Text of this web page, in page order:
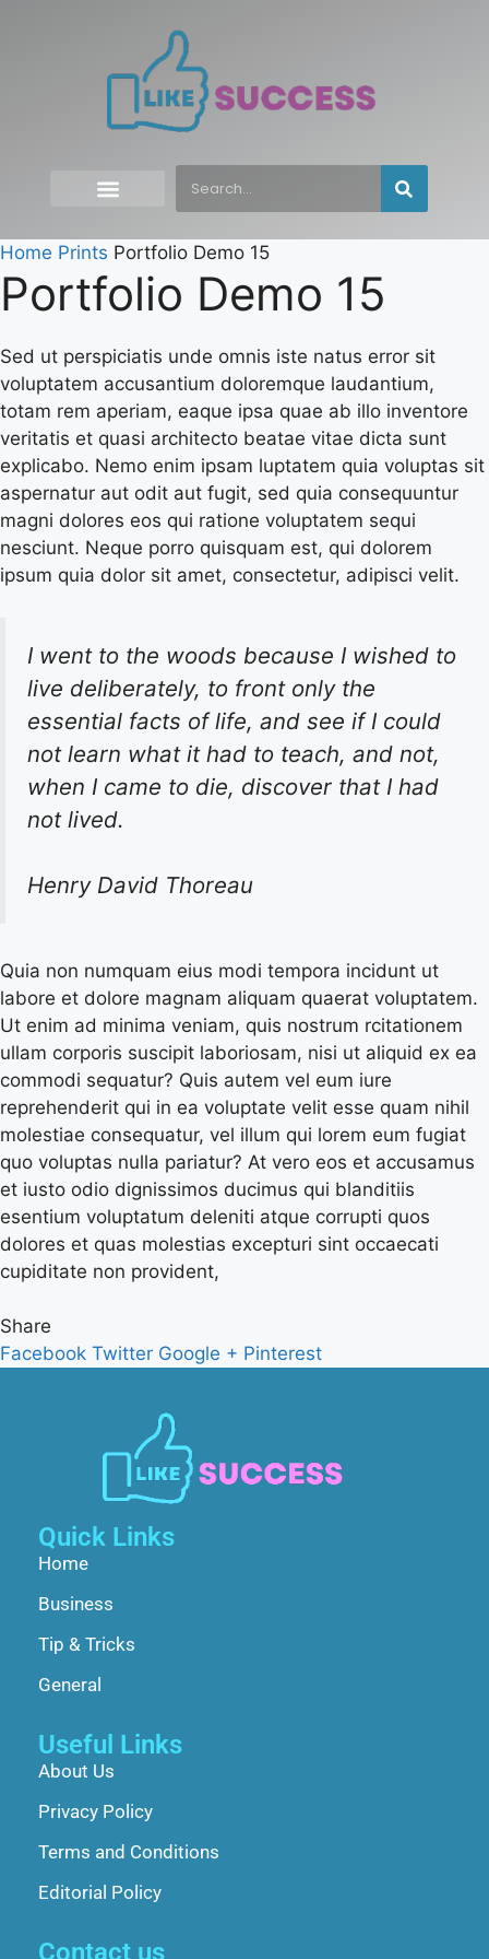
Home Prints Portfolio Demo 15
Portfolio Demo 15
Sed ut perspiciatis unde omnis iste natus error sit
voluptatem accusantium doloremque laudantium,
totam rem aperiam, eaque ipsa quae ab illo inventore
veritatis et quasi architecto beatae vitae dicta sunt
explicabo. Nemo enim ipsam luptatem quia voluptas sit
aspernatur aut odit aut fugit, sed quia consequuntur
magni dolores eos qui ratione voluptatem sequi
nesciunt. Neque porro quisquam est, qui dolorem
ipsum quia dolor sit amet, consectetur, adipisci velit.
I went to the woods because I wished to
live deliberately, to front only the
essential facts of life, and see if I could
not learn what it had to teach, and not,
when I came to die, discover that I had
not lived.
Henry David Thoreau
Quia non numquam eius modi tempora incidunt ut
labore et dolore magnam aliquam quaerat voluptatem.
Ut enim ad minima veniam, quis nostrum rcitationem
ullam corporis suscipit laboriosam, nisi ut aliquid ex ea
commodi sequatur? Quis autem vel eum iure
reprehenderit qui in ea voluptate velit esse quam nihil
molestiae consequatur, vel illum qui lorem eum fugiat
quo voluptas nulla pariatur? At vero eos et accusamus
et iusto odio dignissimos ducimus qui blanditiis
esentium voluptatum deleniti atque corrupti quos
dolores et quas molestias excepturi sint occaecati
cupiditate non provident,
Share
Facebook Twitter Google + Pinterest
Quick Links
Home
Business
Tip & Tricks
General
Useful Links
About Us
Privacy Policy
Terms and Conditions
Editorial Policy
Contact us